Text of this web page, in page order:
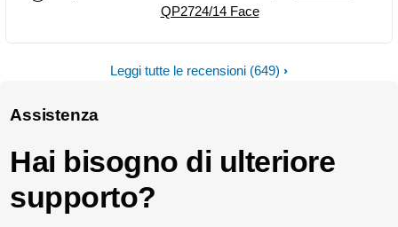
QP2724/14 Face
Leggi tutte le recensioni (649)
Assistenza
Hai bisogno di ulteriore
supporto?